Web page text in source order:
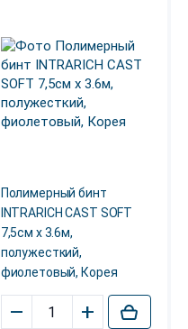
Полимерный бинт
INTRARICH CAST SOFT
7,5см х 3.6м,
полужесткий,
фиолетовый, Корея
– +